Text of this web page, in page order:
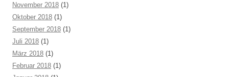
November 2018 (1)
Oktober 2018 (1)
September 2018 (1)
Juli 2018 (1)
März 2018 (1)
Februar 2018 (1)